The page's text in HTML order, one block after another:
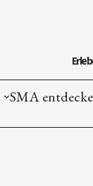
SMA